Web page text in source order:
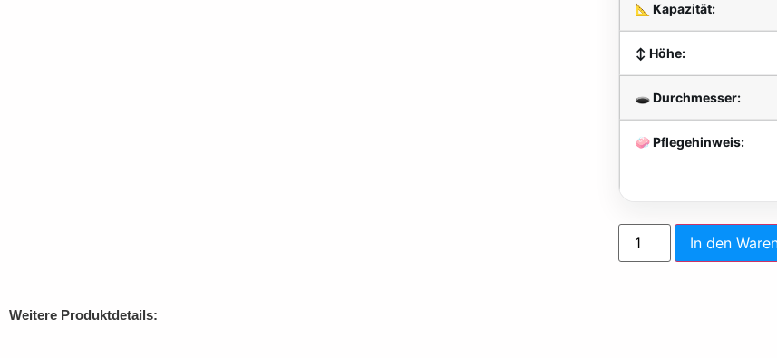
📐 Kapazität:
↕️ Höhe:
🕳️ Durchmesser:
🧼 Pflegehinweis:
In den
Weitere Produktdetails: